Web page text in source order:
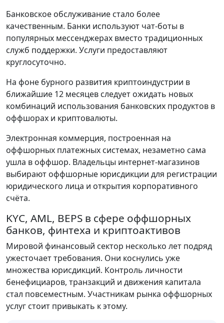
Банковское обслуживание стало более
качественным. Банки используют чат-боты в
популярных мессенджерах вместо традиционных
служб поддержки. Услуги предоставляют
круглосуточно.
На фоне бурного развития криптоиндустрии в
ближайшие 12 месяцев следует ожидать новых
комбинаций использования банковских продуктов в
оффшорах и криптовалюты.
Электронная коммерция, построенная на
оффшорных платежных системах, незаметно сама
ушла в оффшор. Владельцы интернет-магазинов
выбирают оффшорные юрисдикции для регистрации
юридического лица и открытия корпоративного
счёта.
KYC, AML, BEPS в сфере оффшорных
банков, финтеха и криптоактивов
Мировой финансовый сектор несколько лет подряд
ужесточает требования. Они коснулись уже
множества юрисдикций. Контроль личности
бенефициаров, транзакций и движения капитала
стал повсеместным. Участникам рынка оффшорных
услуг стоит привыкать к этому.